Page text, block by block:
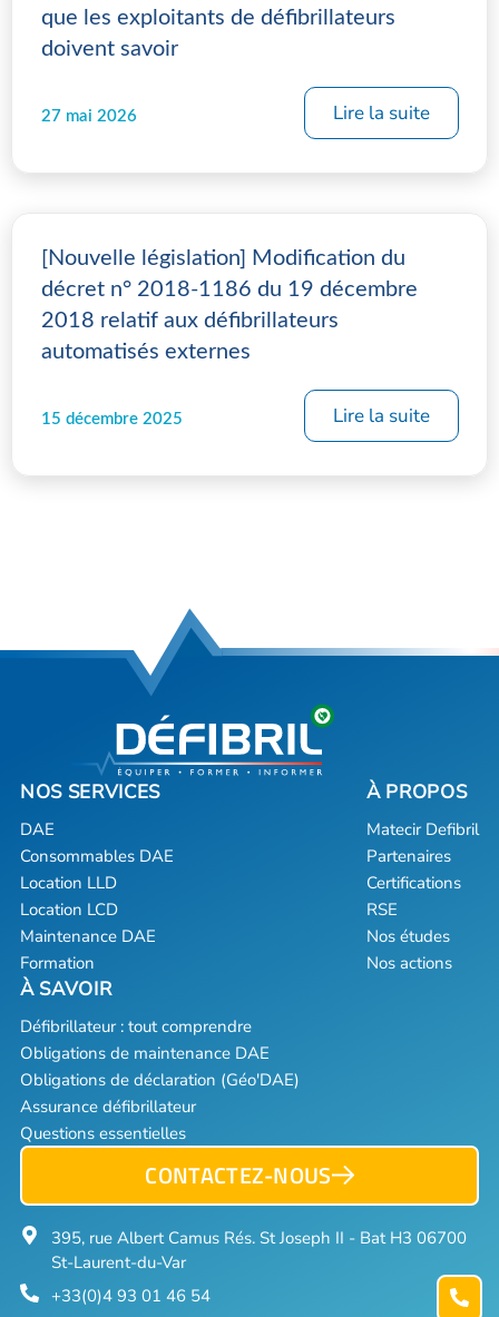
que les exploitants de défibrillateurs
doivent savoir
27 mai 2026 Lire la suite
[Nouvelle législation] Modification du
décret n° 2018-1186 du 19 décembre
2018 relatif aux défibrillateurs
automatisés externes
15 décembre 2025 Lire la suite
DAE
Consommables DAE
Location LLD
Location LCD
Maintenance DAE
Formation
Matecir Defibril
Partenaires
Certifications
RSE
Nos études
Nos actions
Défibrillateur : tout comprendre
Obligations de maintenance DAE
Obligations de déclaration (Géo'DAE)
Assurance défibrillateur
Questions essentielles
CONTACTEZ-NOUS
395, rue Albert Camus Rés. St Joseph II - Bat H3 06700
St-Laurent-du-Var
+33(0)4 93 01 46 54